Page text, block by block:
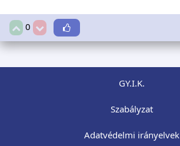
0
GY.I.K.
Szabályzat
Adatvédelmi irányelvek